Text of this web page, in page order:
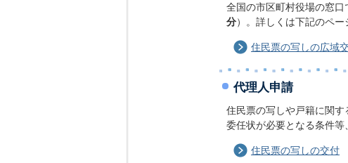
全国の市区町村役場の窓
分）。詳しくは下記のペー
住民票の写しの広域
代理人申請
住民票の写しや戸籍に関す
委任状が必要となる条件等
住民票の写しの交付